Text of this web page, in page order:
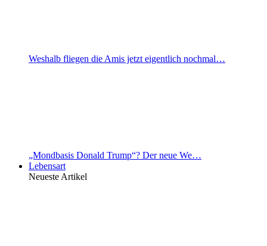
Weshalb fliegen die Amis jetzt eigentlich nochmal…
„Mondbasis Donald Trump“? Der neue We…
Lebensart
Neueste Artikel